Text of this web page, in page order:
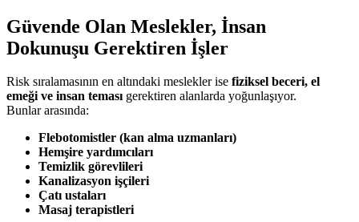
Güvende Olan Meslekler, İnsan
Dokunuşu Gerektiren İşler
Risk sıralamasının en altındaki meslekler ise fiziksel beceri, el
emeği ve insan temasıgerektiren alanlarda yoğunlaşıyor.
Bunlar arasında:
Flebotomistler (kan alma uzmanları)
Hemşire yardımcıları
Temizlik görevlileri
Kanalizasyon işçileri
Çatı ustaları
Masaj terapistleri